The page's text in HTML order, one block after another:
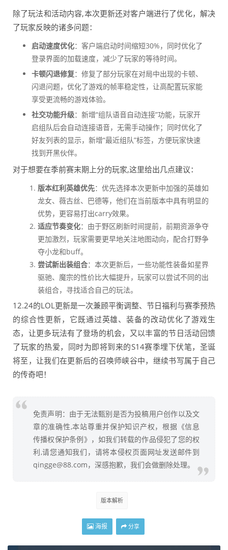
除了玩法和活动内容,本次更新还对客户端进行了优化，解决
了玩家反映的诸多问题：
启动速度优化：客户端启动时间缩短30%，同时优化了
登录界面的加载速度，减少了玩家的等待时间。
卡顿闪退修复：修复了部分玩家在对局中出现的卡顿、
闪退问题，优化了游戏的帧率稳定性，让高配置玩家能
享受更流畅的游戏体验。
社交功能升级：新增“组队语音自动连接”功能，玩家开
启组队后会自动连接语音，无需手动操作；同时优化了
好友列表的显示，新增“最近组队”标签，方便玩家快速
找到开黑伙伴。
对于想要在季前赛末期上分的玩家,这里给出几点建议：
版本红利英雄优先：优先选择本次更新中加强的英雄如
龙女、薇古丝、巴德等，他们在当前版本中具有明显的
优势，更容易打出carry效果。
适应节奏变化：由于野区刷新时间提前，前期资源争夺
更加激烈，玩家需要更早地关注地图动向，配合打野争
夺小龙和buff。
尝试新出装组合：本次更新后，一些功能性装备如星界
驱驰、魔宗的性价比大幅提升，玩家可以尝试不同的出
装组合，寻找适合自己的玩法。
12.24的LOL更新是一次兼顾平衡调整、节日福利与赛季预热
的综合性更新，它既通过英雄、装备的改动优化了游戏生
态，让更多玩法有了登场的机会，又以丰富的节日活动回馈
了玩家的热爱，同时为即将到来的S14赛季埋下伏笔，圣诞
将至，让我们在更新后的召唤师峡谷中，继续书写属于自己
的传奇吧！
免责声明：由于无法甄别是否为投稿用户创作以及文
章的准确性,本站尊重并保护知识产权，根据《信息
传播权保护条例》，如我们转载的作品侵犯了您的权
利,请您通知我们，请将本侵权页面网址发送邮件到
qingge@88.com，深感抱歉，我们会做删除处理。
版本解析
海报 分享